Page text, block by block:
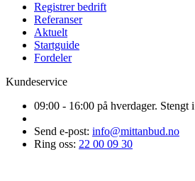
Registrer bedrift
Referanser
Aktuelt
Startguide
Fordeler
Kundeservice
09:00 - 16:00 på hverdager. Stengt
Send e-post: info@mittanbud.no
Ring oss: 22 00 09 30